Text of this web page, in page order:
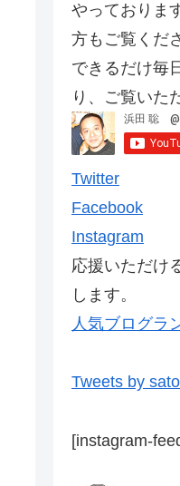
やっておりま
方もご覧くだ
できるだけ毎
り、ご覧いた
Twitter
Facebook
Instagram
応援いただけ
します。
人気ブログラ
Tweets by
[instagram-